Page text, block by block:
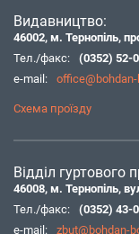
Видавництво:
46002, м. Тернопіль,
Тел./факс:
(0352) 52-
e-mail:
Схема проїзду
Відділ гуртового
46008, м. Тернопіль,
Тел./факс:
(0352) 43-
e-mail:
zbut@bohdan-